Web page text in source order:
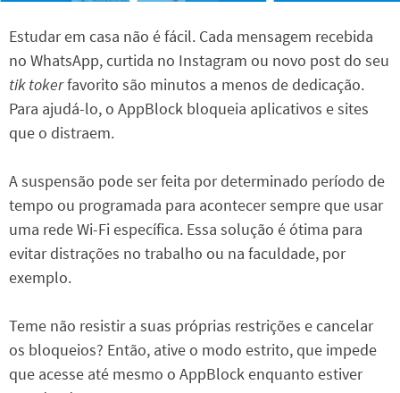
Estudar em casa não é fácil. Cada mensagem recebida
no WhatsApp, curtida no Instagram ou novo post do seu
tik tokerfavorito são minutos a menos de dedicação.
Para ajudá-lo, o AppBlock bloqueia aplicativos e sites
que o distraem.
A suspensão pode ser feita por determinado período de
tempo ou programada para acontecer sempre que usar
uma rede Wi-Fi específica. Essa solução é ótima para
evitar distrações no trabalho ou na faculdade, por
exemplo.
Teme não resistir a suas próprias restrições e cancelar
os bloqueios? Então, ative o modo estrito, que impede
que acesse até mesmo o AppBlock enquanto estiver